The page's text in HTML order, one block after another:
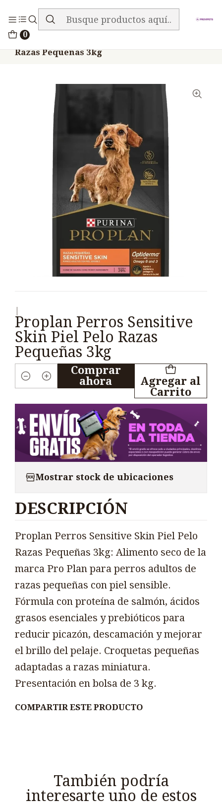
0
ENVIO GRATIS EN TODA LA TIENDA
Razas Pequeñas 3kg
Proplan Perros Sensitive
Skin Piel Pelo Razas
Pequeñas 3kg
Cantidad
Agregar al
Carrito
Comprar
ahora
Mostrar stock de ubicaciones
DESCRIPCIÓN
Proplan Perros Sensitive Skin Piel Pelo
Razas Pequeñas 3kg: Alimento seco de la
marca Pro Plan para perros adultos de
razas pequeñas con piel sensible.
Fórmula con proteína de salmón, ácidos
grasos esenciales y prebióticos para
reducir picazón, descamación y mejorar
el brillo del pelaje. Croquetas pequeñas
adaptadas a razas miniatura.
Presentación en bolsa de 3 kg.
COMPARTIR ESTE PRODUCTO
También podría
interesarte uno de estos